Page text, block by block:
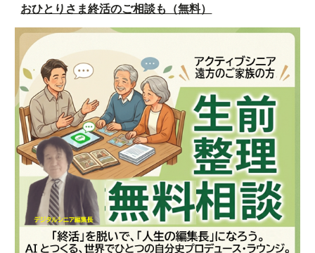
おひとりさま終活のご相談も（無料）